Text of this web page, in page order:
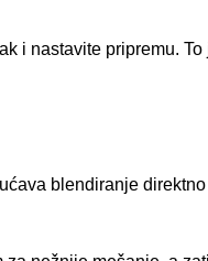
i nastavite pripremu.
blendiranje